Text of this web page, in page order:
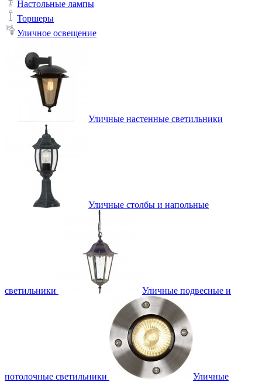
Настольные лампы
Торшеры
Уличное освещение
Уличные настенные светильники
Уличные столбы и напольные
светильники Уличные подвесные и
потолочные светильники Уличные